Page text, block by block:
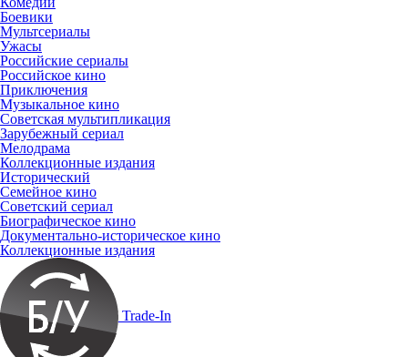
Боевики
Мультсериалы
Ужасы
Российские сериалы
Российское кино
Приключения
Музыкальное кино
Советская мультипликация
Зарубежный сериал
Мелодрама
Коллекционные издания
Исторический
Семейное кино
Советский сериал
Биографическое кино
Документально-историческое кино
Коллекционные издания
Trade-In